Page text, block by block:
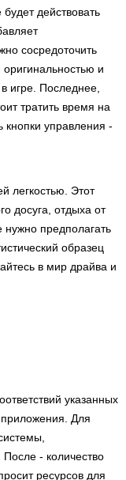
действовать
сосредоточить
и
игре. Последнее,
тратить время на
кнопки управления -
легкостью. Этот
досуга, отдыха от
нужно предполагать
образец
в мир драйва и
указанных
приложения. Для
- количество
ресурсов для